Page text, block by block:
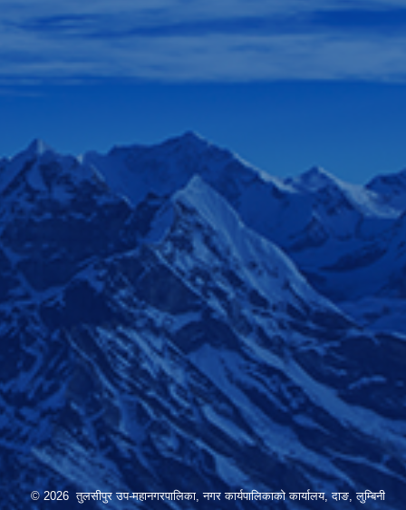
© 2026 तुलसीपुर उप-महानगरपालिका, नगर कार्यपालिकाको कार्यालय, दाङ, लुम्बिनी